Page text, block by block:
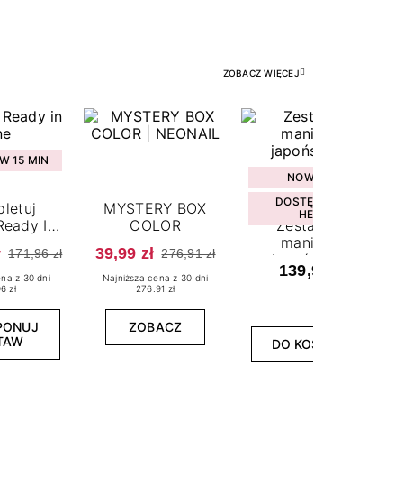
ZOBACZ WIĘCEJ
15 MIN
In
171,96 zł
z 30 dni
zł
MYSTERY BOX
COLOR
39,99 zł 276,91 zł
Najniższa cena z 30 dni
276.91 zł
ZOBACZ
NOWOŚĆ
DOSTĘPNY W
HEBE
Zestaw do
manicure
japońskiego
139,99 zł
DO KOSZYKA